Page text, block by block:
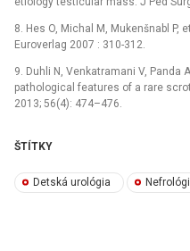
8. Hes O, Michal M, Mukenšnabl P,
Euroverlag 2007 : 310-312.
9. Duhli N, Venkatramani V, Panda
pathological features of a rare
2013; 56(4): 474–476.
ŠTÍTKY
Detská urológia